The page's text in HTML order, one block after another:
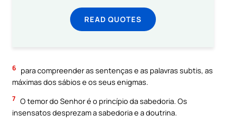
READ QUOTES
6 para compreender as sentenças e as palavras subtis, as
máximas dos sábios e os seus enigmas.
7 O temor do Senhor é o princípio da sabedoria. Os
insensatos desprezam a sabedoria e a doutrina.